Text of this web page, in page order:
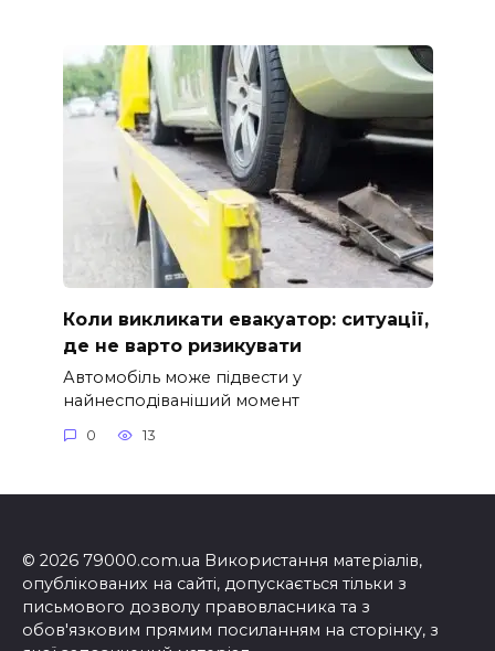
Коли викликати евакуатор: ситуації,
де не варто ризикувати
Автомобіль може підвести у
найнесподіваніший момент
0 13
© 2026 79000.com.ua Використання матеріалів,
опублікованих на сайті, допускається тільки з
письмового дозволу правовласника та з
обов'язковим прямим посиланням на сторінку, з